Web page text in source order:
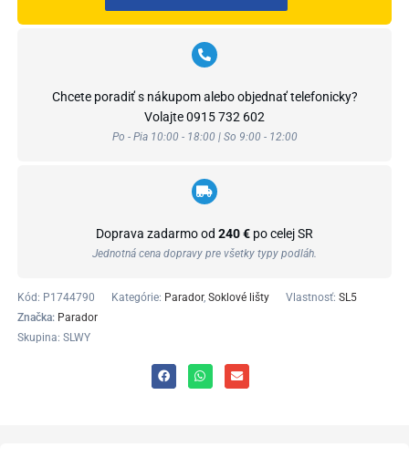
Chcete poradiť s nákupom alebo objednať telefonicky?
Volajte0915 732 602
Po - Pia 10:00 - 18:00 | So 9:00 - 12:00
Doprava zadarmo od 240 € po celej SR
Jednotná cena dopravy pre všetky typy podláh.
Kód: P1744790 Kategórie: Parador, Soklové lišty Vlastnosť: SL5
Značka: Parador
Skupina: SLWY